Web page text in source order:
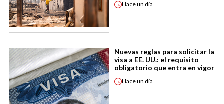
Haceun día
Nuevas reglas para solicitar la
visa a EE. UU.: el requisito
obligatorio que entra en vigor
Haceun día